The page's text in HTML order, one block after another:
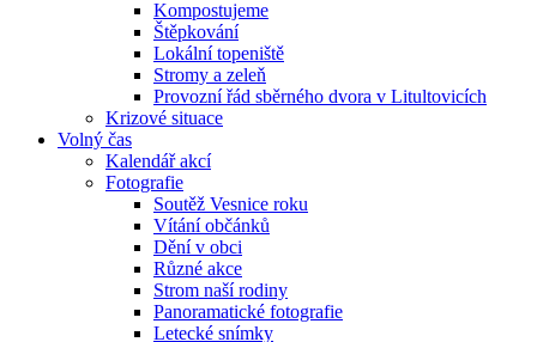
Kompostujeme
Štěpkování
Lokální topeniště
Stromy a zeleň
Provozní řád sběrného dvora v Litultovicích
Krizové situace
Volný čas
Kalendář akcí
Fotografie
Soutěž Vesnice roku
Vítání občánků
Dění v obci
Různé akce
Strom naší rodiny
Panoramatické fotografie
Letecké snímky